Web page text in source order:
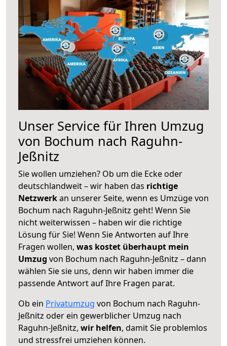
Unser Service für Ihren Umzug
von Bochum nach Raguhn-
Jeßnitz
Sie wollen umziehen? Ob um die Ecke oder
deutschlandweit – wir haben das richtige
Netzwerkan unserer Seite, wenn es Umzüge von
Bochum nach Raguhn-Jeßnitz geht! Wenn Sie
nicht weiterwissen – haben wir die richtige
Lösung für Sie! Wenn Sie Antworten auf Ihre
Fragen wollen, was kostet überhaupt mein
Umzug von Bochum nach Raguhn-Jeßnitz – dann
wählen Sie sie uns, denn wir haben immer die
passende Antwort auf Ihre Fragen parat.
Ob ein Privatumzug von Bochum nach Raguhn-
Jeßnitz oder ein gewerblicher Umzug nach
Raguhn-Jeßnitz, wir helfen, damit Sie problemlos
und stressfrei umziehen können.